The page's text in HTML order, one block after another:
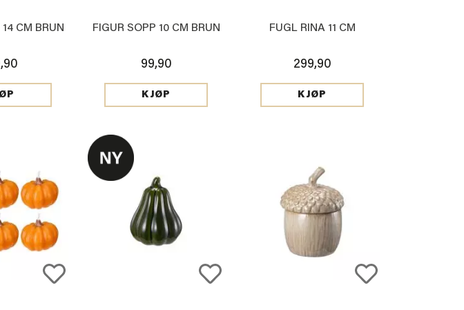
CM BRUN FIGUR SOPP 10 CM BRUN
99,90
KJØP
FUGL RINA 11 CM
299,90
KJØP